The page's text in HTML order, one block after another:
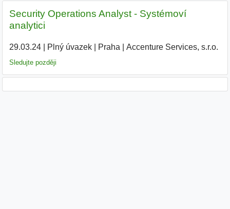
Security Operations Analyst - Systémoví
analytici
29.03.24| Plný úvazek| Praha Accenture Services, s.r.o.
Sledujte později